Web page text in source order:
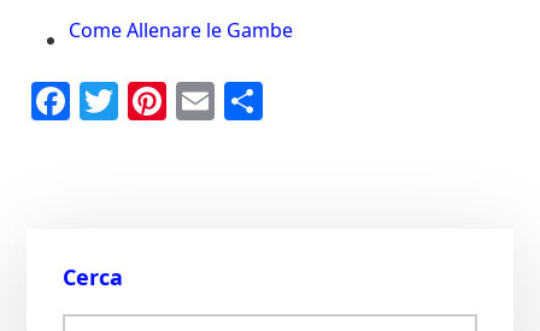
Come Allenare le Gambe
Fa T Pi E
Cerca